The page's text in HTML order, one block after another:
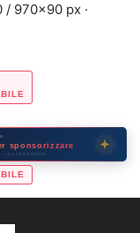
/ 970×90 px ·
sponsorizzare
LEADERBOARD